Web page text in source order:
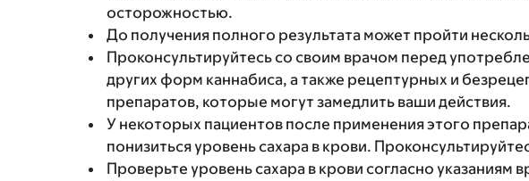
осторожностью.
До получения полного результата может пройти
Проконсультируйтесь со своим врачом перед
других форм каннабиса, а также рецептурных и
препаратов, которые могут замедлить ваши действия.
У некоторых пациентов после применения этого
понизиться уровень сахара в крови.
Проверьте уровень сахара в крови согласно указаниям